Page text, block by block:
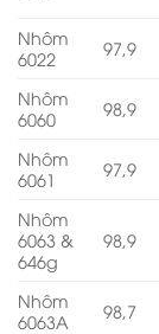
Nhôm
6022
97,9
Nhôm
6060
98,9
Nhôm
6061
97,9
Nhôm
6063 &
646g
98,9
Nhôm
6063A
98,7